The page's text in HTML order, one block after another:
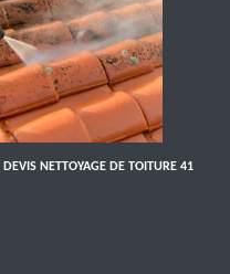
DEVIS NETTOYAGE DE TOITURE 41